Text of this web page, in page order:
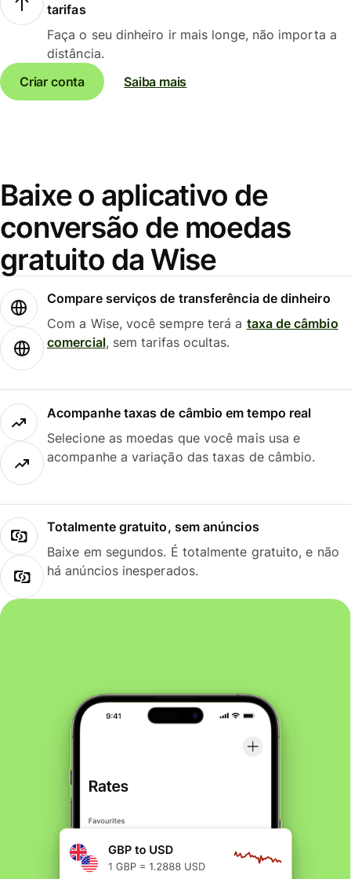
tarifas
Faça o seu dinheiro ir mais longe, não importa a
distância.
Criar conta
Saiba mais
Baixe o aplicativo de
conversão de moedas
gratuito da Wise
Compare serviços de transferência de dinheiro
Com a Wise, você sempre terá a taxa de câmbio
comercial, sem tarifas ocultas.
Acompanhe taxas de câmbio em tempo real
Selecione as moedas que você mais usa e
acompanhe a variação das taxas de câmbio.
Totalmente gratuito, sem anúncios
Baixe em segundos. É totalmente gratuito, e não
há anúncios inesperados.